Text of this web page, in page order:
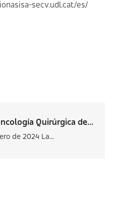
secv.udl.cat/es/
Quirúrgica de...
de 2024 La...